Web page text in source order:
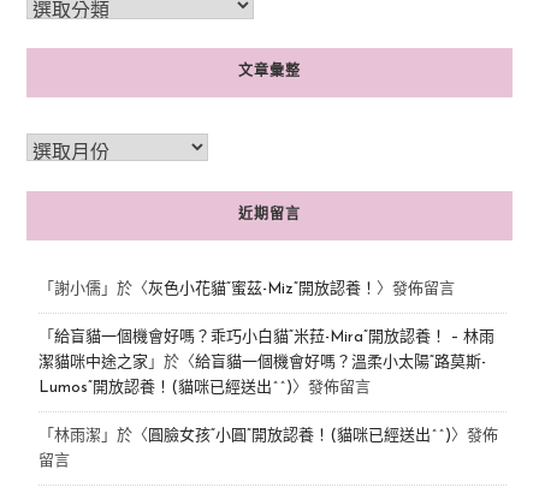
文章彙整
近期留言
「 謝小儒」於〈灰色小花貓“蜜茲-Miz”開放認養！ 〉發佈留言
「 給盲貓一個機會好嗎？乖巧小白貓“米菈-Mira”開放認養！ – 林雨
潔貓咪中途之家 」於〈給盲貓一個機會好嗎？溫柔小太陽“路莫斯-
Lumos”開放認養！(貓咪已經送出^^)〉發佈留言
「 林雨潔 」於〈 圓臉女孩“小圓”開放認養！(貓咪已經送出^^)〉發佈
留言